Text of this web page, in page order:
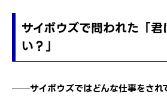
サイボウズで問われた「
い？」
──サイボウズではどんな仕事をされ